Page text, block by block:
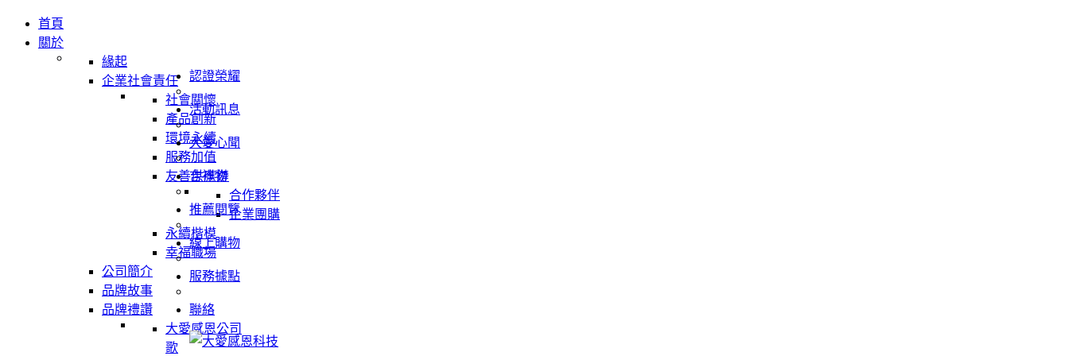
首頁
關於
緣起
企業社會責任
社會關懷
產品創新
環境永續
服務加值
友善供應鏈
合作夥伴
企業團購
永續楷模
幸福職場
公司簡介
品牌故事
品牌禮讚
大愛感恩公司
歌
認證榮耀
活動訊息
大愛心聞
吉祥物
推薦閱覽
線上購物
服務據點
聯絡